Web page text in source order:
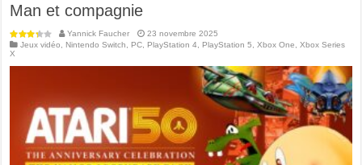
Man et compagnie
Yannick Faucher
23 novembre 2025
Jeux vidéo
Nintendo Switch PC PlayStation 4 PlayStation 5 ,Xbox One ,Xbox Series
X